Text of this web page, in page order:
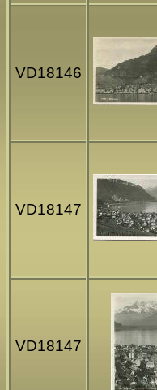
VD18146
VD18147
VD18147